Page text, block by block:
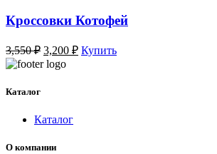
Кроссовки Котофей
3,550₽ Первоначальная
цена
составляла
3,200 ₽Текущая
цена:
Купить
Каталог
Каталог
О компании